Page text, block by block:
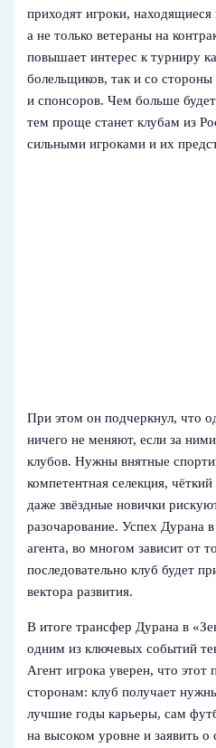
приходят игроки,
а не только ветераны на
повышает интерес к турниру
болельщиков, так и со
и спонсоров. Чем больше
тем проще станет клубам из
сильными игроками и их
При этом он подчеркнул, что
ничего не меняют, если за
клубов. Нужны внятные
компетентная селекция,
даже звёздные новички
разочарование. Успех Дурана
агента, во многом зависит от
последовательно клуб будет
вектора развития.
В итоге трансфер Дурана в
одним из ключевых событий
Агент игрока уверен, что этот
сторонам: клуб получает
лучшие годы карьеры, сам
на высоком уровне и заявить о